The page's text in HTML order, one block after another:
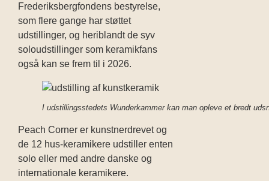
Frederiksbergfondens bestyrelse,
som flere gange har støttet
udstillinger, og heriblandt de syv
soloudstillinger som keramikfans
også kan se frem til i 2026.
I udstillingsstedets Wunderkammer kan man opleve et bredt
Peach Corner er kunstnerdrevet og
de 12 hus-keramikere udstiller enten
solo eller med andre danske og
internationale keramikere.